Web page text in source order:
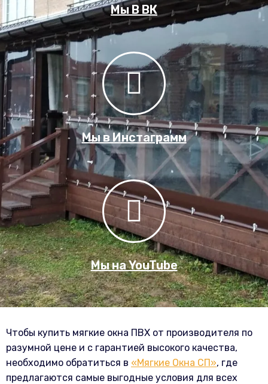
Мы В ВК
Мы в Инстаграмм
Мы на YouTube
Чтобы купить мягкие окна ПВХ от производителя по
разумной цене и с гарантией высокого качества,
необходимо обратиться в «Мягкие Окна СП», где
предлагаются самые выгодные условия для всех